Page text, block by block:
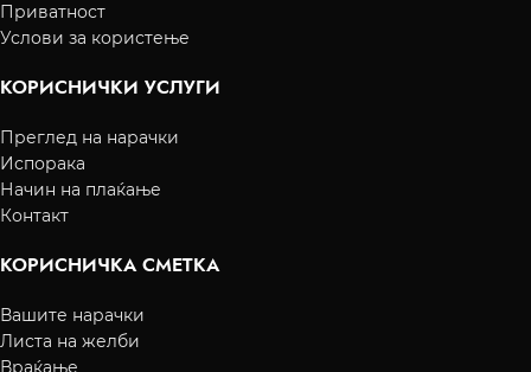
Приватност
Услови за користење
КОРИСНИЧКИ УСЛУГИ
Преглед на нарачки
Испорака
Начин на плаќање
Контакт
КОРИСНИЧКА СМЕТКА
Вашите нарачки
Листа на желби
Враќање